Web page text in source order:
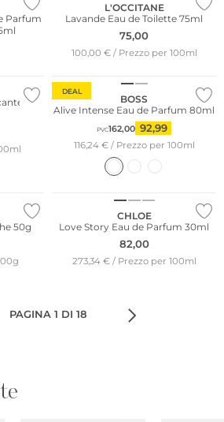
Parfum
L'OCCITANE
Lavande Eau de Toilette 75ml
75,00
100,00 € / Prezzo per 100ml
alla
DEAL
BOSS
Alive Intense Eau de Parfum 80ml
PVC162,00 92,99
116,24 € / Prezzo per 100ml
50g
CHLOE
Love Story Eau de Parfum 30ml
82,00
273,34 € / Prezzo per 100ml
PAGINA 1 DI 18